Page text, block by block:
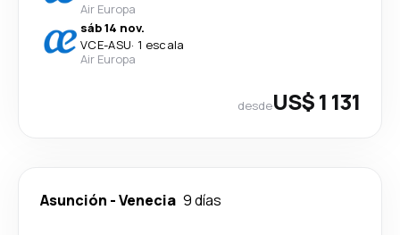
Air Europa
sáb 14 nov.
VCE-ASU· 1 escala
Air Europa
desdeUS$ 1 131
Asunción -Venecia 9 días